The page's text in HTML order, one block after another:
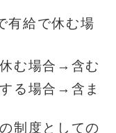
有給で休む場
む場合→含む
る場合→含ま
制度としての